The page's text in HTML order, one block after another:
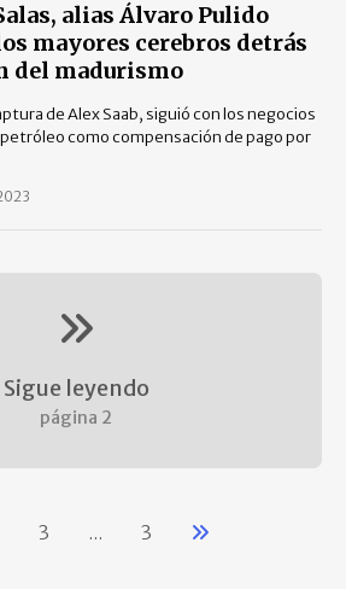
alias Álvaro Pulido
mayores cerebros detrás
del madurismo
de Alex Saab, siguió con los negocios
como compensación de pago por
Sigue leyendo
página 2
3 ... 3